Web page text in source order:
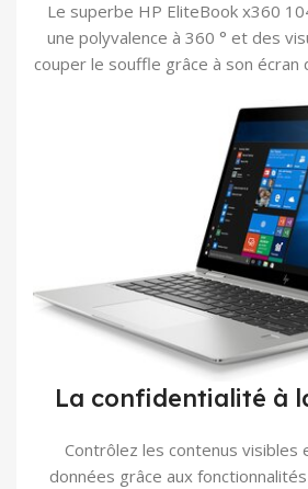
Le superbe HP EliteBook x360
une polyvalence à 360 ° et des
couper le souffle grâce à son écran
La confidentialité à
Contrôlez les contenus
données grâce aux